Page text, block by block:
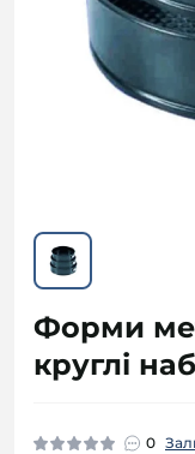
Форми
круглі
0